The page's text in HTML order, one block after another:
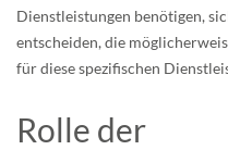
Dienstleistungen benötigen,
entscheiden, die
für diese spezifischen
Rolle der